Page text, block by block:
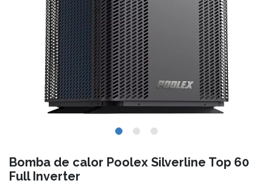
Bomba de calor Poolex Silverline Top 60
Full Inverter